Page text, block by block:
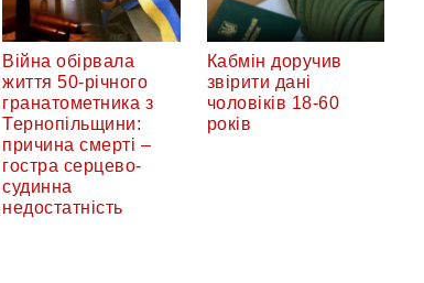
Війна обірвала
життя 50-річного
гранатометника з
Тернопільщини:
причина смерті –
гостра серцево-
судинна
недостатність
Кабмін доручив
звірити дані
чоловіків 18-60
років